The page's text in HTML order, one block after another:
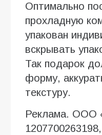
Оптимально
прохладную
упакован
вскрывать
Так подарок
форму,
текстуру.
Реклама. ООО